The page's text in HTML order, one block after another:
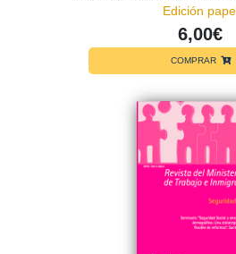
Edición
6,00€
COMPRAR